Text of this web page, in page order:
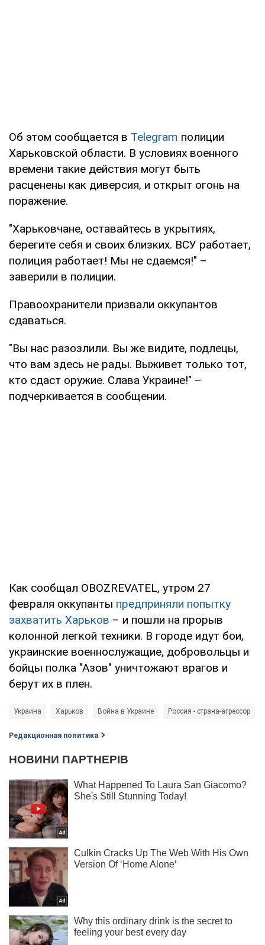
Об этом сообщается в Telegram полиции
Харьковской области. В условиях военного
времени такие действия могут быть
расценены как диверсия, и открыт огонь на
поражение.
"Харьковчане, оставайтесь в укрытиях,
берегите себя и своих близких. ВСУ работает,
полиция работает! Мы не сдаемся!" –
заверили в полиции.
Правоохранители призвали оккупантов
сдаваться.
"Вы нас разозлили. Вы же видите, подлецы,
что вам здесь не рады. Выживет только тот,
кто сдаст оружие. Слава Украине!" –
подчеркивается в сообщении.
Как сообщал OBOZREVATEL, утром 27
февраля оккупанты предприняли попытку
захватить Харьков – и пошли на прорыв
колонной легкой техники. В городе идут бои,
украинские военнослужащие, добровольцы и
бойцы полка "Азов" уничтожают врагов и
берут их в плен.
Украина Харьков Война в Украине Россия - страна-агрессор
Редакционная политика